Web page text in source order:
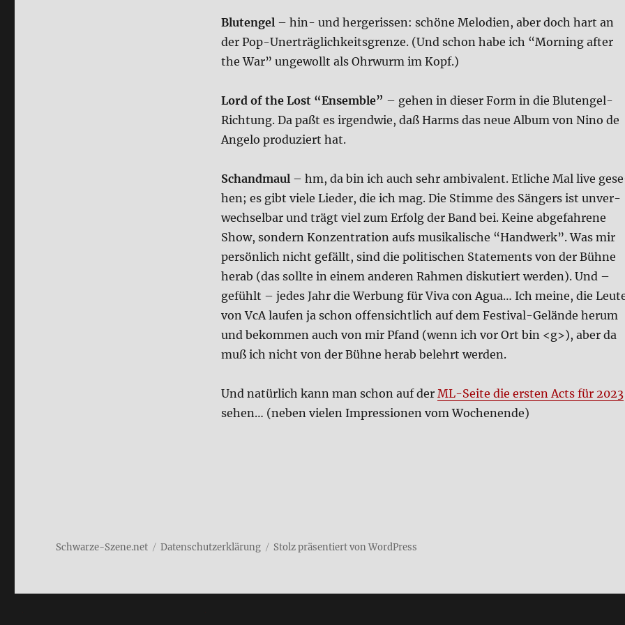
Blut­engel– hin- und her­ge­ris­sen: schö­ne Melo­dien, aber doch hart an
der Pop-Uner­träg­lich­keits­gren­ze. (Und schon habe ich “Mor­ning after
the War” unge­wollt als Ohr­wurm im Kopf.)
Lord of the Lost “Ensem­ble” – gehen in die­ser Form in die Blut­engel-
Rich­tung. Da paßt es irgend­wie, daß Harms das neue Album von Nino de
Ange­lo pro­du­ziert hat.
Schand­maul– hm, da bin ich auch sehr ambi­va­lent. Etli­che Mal live
hen; es gibt vie­le Lie­der, die ich mag. Die Stim­me des Sän­gers ist unver­
wech­sel­bar und trägt viel zum Erfolg der Band bei. Kei­ne abge­fah­re­ne
Show, son­dern Kon­zen­tra­ti­on aufs musi­ka­li­sche “Hand­werk”. Was mir
per­sön­lich nicht gefällt, sind die poli­ti­schen State­ments von der Büh­ne
her­ab (das soll­te in einem ande­ren Rah­men dis­ku­tiert wer­den). Und –
gefühlt – jedes Jahr die Wer­bung für Viva con Agua… Ich mei­ne, die
von VcA lau­fen ja schon offen­sicht­lich auf dem Festi­val-Gelän­de her­um
und bekom­men auch von mir Pfand (wenn ich vor Ort bin <g>), aber da
muß ich nicht von der Büh­ne her­ab belehrt wer­den.
Und natür­lich kann man schon auf der ML-Sei­te die ersten Acts für 2023
sehen… (neben vie­len Impres­sio­nen vom Wochen­en­de)
Schwarze-Szene.net Daten­schutz­er­klä­rung Stolz präsentiert von WordPress